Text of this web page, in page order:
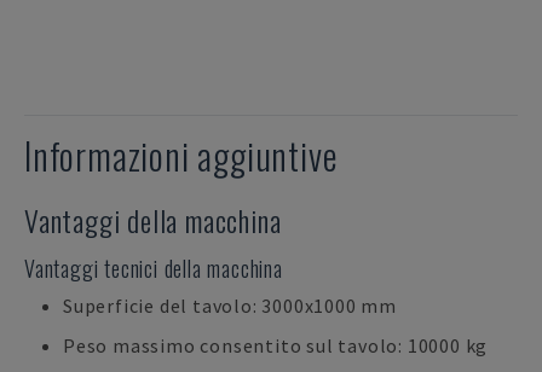
Informazioni aggiuntive
Vantaggi della macchina
Vantaggi tecnici della macchina
Superficie del tavolo: 3000x1000 mm
Peso massimo consentito sul tavolo: 10000 kg